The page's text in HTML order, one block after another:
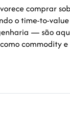
comprar
o time-to-
— são
commodity e